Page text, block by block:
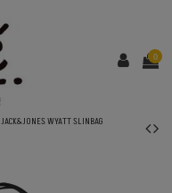
0
JACK&JONES WYATT SLINBAG